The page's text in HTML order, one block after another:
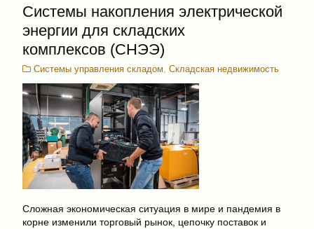
Системы накопления электрической
энергии для складских
комплексов (СНЭЭ)
Системы управления складом Складская недвижимость
Сложная экономическая ситуация в мире и пандемия в
корне изменили торговый рынок, цепочку поставок и